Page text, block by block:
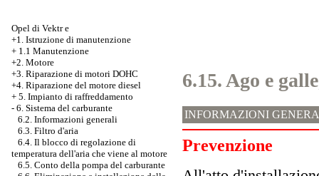
Opel di Vektr e
+1. Istruzione di manutenzione
+ 1.1 Manutenzione
+2. Motore
+3. Riparazione di motori DOHC
+4. Riparazione del motore diesel
+ 5. Impianto di raffreddamento
- 6. Sistema del carburante
6.2. Informazioni generali
6.3. Filtro d'aria
6.4. Il blocco di regolazione di
temperatura dell'aria che viene al motore
6.5. Conto della pompa del carburante
6.15. Ago e
INFORMAZIONI
Prevenzione